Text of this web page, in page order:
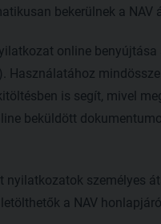
bekerülnek a NAV
online
Használatához
is segít, mivel
beküldött
nyilatkozatok személyes
a NAV honlapjáról.